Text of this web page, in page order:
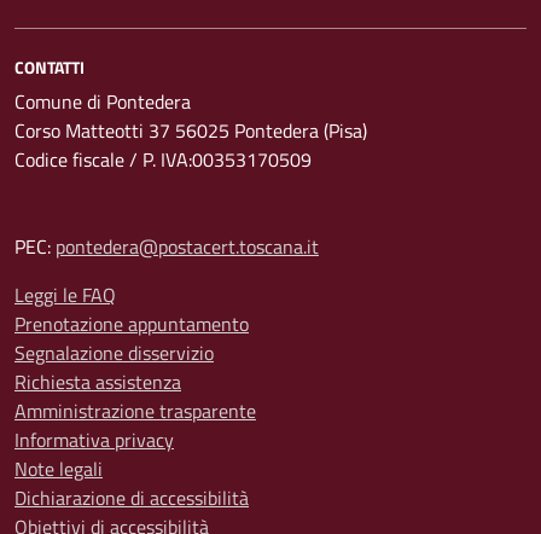
CONTATTI
Comune di Pontedera
Corso Matteotti 37 56025 Pontedera (Pisa)
Codice fiscale / P. IVA:00353170509
PEC: pontedera@postacert.toscana.it
Leggi le FAQ
Prenotazione appuntamento
Segnalazione disservizio
Richiesta assistenza
Amministrazione trasparente
Informativa privacy
Note legali
Dichiarazione di accessibilità
Obiettivi di accessibilità